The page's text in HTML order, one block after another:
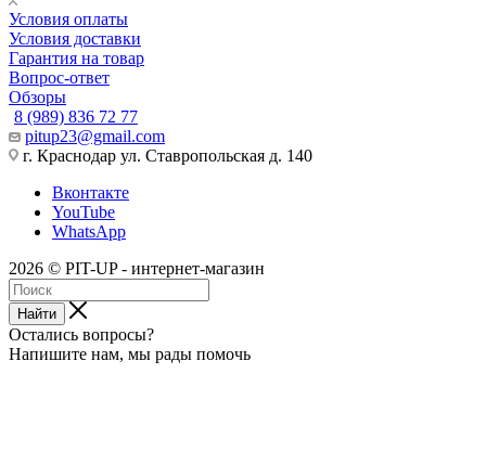
Условия оплаты
Условия доставки
Гарантия на товар
Вопрос-ответ
Обзоры
8 (989) 836 72 77
pitup23@gmail.com
г. Краснодар ул. Ставропольская д. 140
Вконтакте
YouTube
WhatsApp
2026 © PIT-UP - интернет-магазин
Найти
Остались вопросы?
Напишите нам, мы рады помочь